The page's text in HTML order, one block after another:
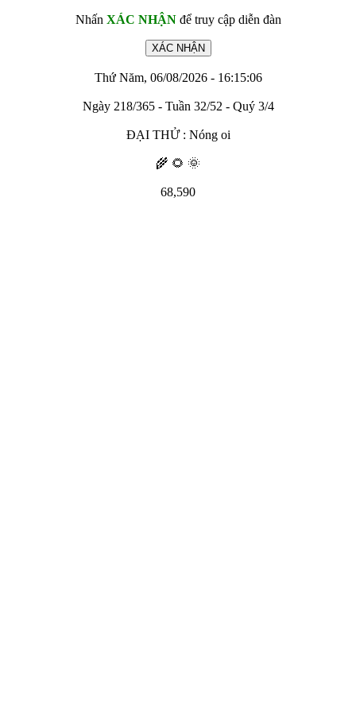
Nhấn XÁC NHẬNđể truy cập diễn đàn
Thứ Năm, 06/08/2026 - 16:15:06
Ngày 218/365 - Tuần 32/52 - Quý 3/4
ĐẠI THỬ : Nóng oi
🌾 🌻 🌞
68,590